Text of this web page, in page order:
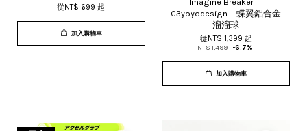
從NT$ 699起
加入購物車
C3yoyodesign｜蝶翼鋁合金
溜溜球
從NT$ 1,399 起
NT$ 1,499 -6.7%
加入購物車